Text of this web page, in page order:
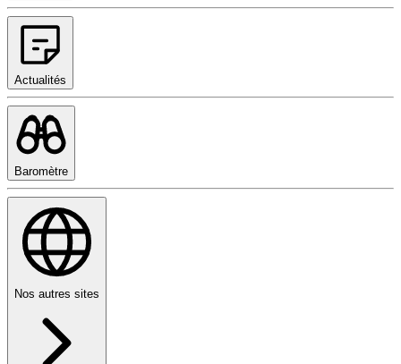
Actualités
Baromètre
Nos autres sites